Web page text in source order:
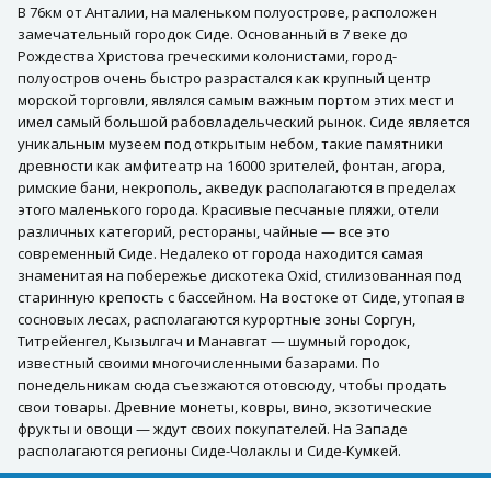
В 76км от Анталии, на маленьком полуострове, расположен
замечательный городок Сиде. Основанный в 7 веке до
Рождества Христова греческими колонистами, город-
полуостров очень быстро разрастался как крупный центр
морской торговли, являлся самым важным портом этих мест и
имел самый большой рабовладельческий рынок. Сиде является
уникальным музеем под открытым небом, такие памятники
древности как амфитеатр на 16000 зрителей, фонтан, агора,
римские бани, некрополь, акведук располагаются в пределах
этого маленького города. Красивые песчаные пляжи, отели
различных категорий, рестораны, чайные — все это
современный Сиде. Недалеко от города находится самая
знаменитая на побережье дискотека Oxid, стилизованная под
старинную крепость с бассейном. На востоке от Сиде, утопая в
сосновых лесах, располагаются курортные зоны Соргун,
Титрейенгел, Кызылгач и Манавгат — шумный городок,
известный своими многочисленными базарами. По
понедельникам сюда съезжаются отовсюду, чтобы продать
свои товары. Древние монеты, ковры, вино, экзотические
фрукты и овощи — ждут своих покупателей. На Западе
располагаются регионы Сиде-Чолаклы и Сиде-Кумкей.